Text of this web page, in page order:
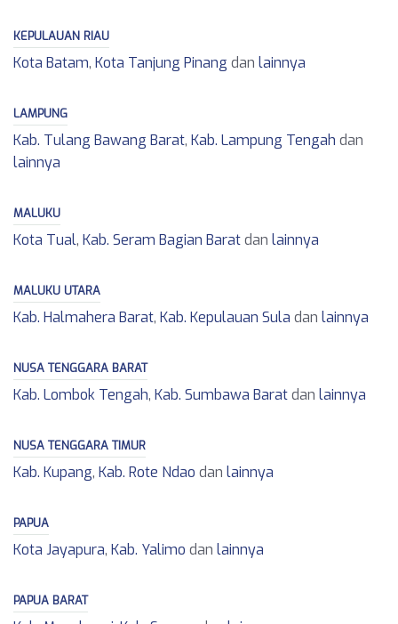
KEPULAUAN RIAU
Kota Batam, Kota Tanjung Pinang dan lainnya
LAMPUNG
Kab. Tulang Bawang Barat, Kab. Lampung Tengah dan
lainnya
MALUKU
Kota Tual, Kab. Seram Bagian Baratdan lainnya
MALUKU UTARA
Kab. Halmahera Barat, Kab. Kepulauan Sula dan lainnya
NUSA TENGGARA BARAT
Kab. Lombok Tengah, Kab. Sumbawa Baratdan lainnya
NUSA TENGGARA TIMUR
Kab. Kupang, Kab. Rote Ndao dan lainnya
PAPUA
Kota Jayapura, Kab. Yalimo dan lainnya
PAPUA BARAT